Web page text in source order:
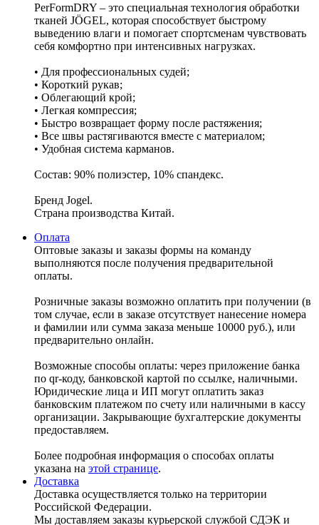
PerFormDRY – это специальная технология обработки
тканей JÖGEL, которая способствует быстрому
выведению влаги и помогает спортсменам чувствовать
себя комфортно при интенсивных нагрузках.
• Для профессиональных судей;
• Короткий рукав;
• Облегающий крой;
• Легкая компрессия;
• Быстро возвращает форму после растяжения;
• Все швы растягиваются вместе с материалом;
• Удобная система карманов.
Состав: 90% полиэстер, 10% спандекс.
Бренд Jogel.
Страна производства Китай.
Оплата
Оптовые заказы и заказы формы на команду
выполняются после получения предварительной
оплаты.
Розничные заказы возможно оплатить при получении (в
том случае, если в заказе отсутствует нанесение номера
и фамилии или сумма заказа меньше 10000 руб.), или
предварительно онлайн.
Возможные способы оплаты: через приложение банка
по qr-коду, банковской картой по ссылке, наличными.
Юридические лица и ИП могут оплатить заказ
банковским платежом по счету или наличными в кассу
организации. Закрывающие бухгалтерские документы
предоставляем.
Более подробная информация о способах оплаты
указана на этой странице.
Доставка
Доставка осуществляется только на территории
Российской Федерации.
Мы доставляем заказы курьерской службой СДЭК и